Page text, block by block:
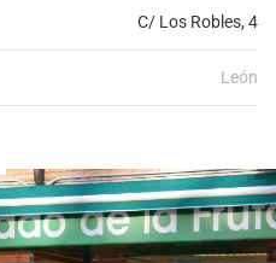
C/ Los Robles, 4
León